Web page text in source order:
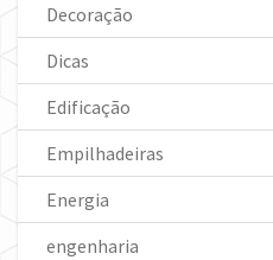
Decoração
Dicas
Edificação
Empilhadeiras
Energia
engenharia